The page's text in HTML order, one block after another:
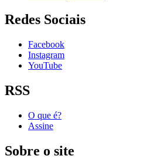
Redes Sociais
Facebook
Instagram
YouTube
RSS
O que é?
Assine
Sobre o site